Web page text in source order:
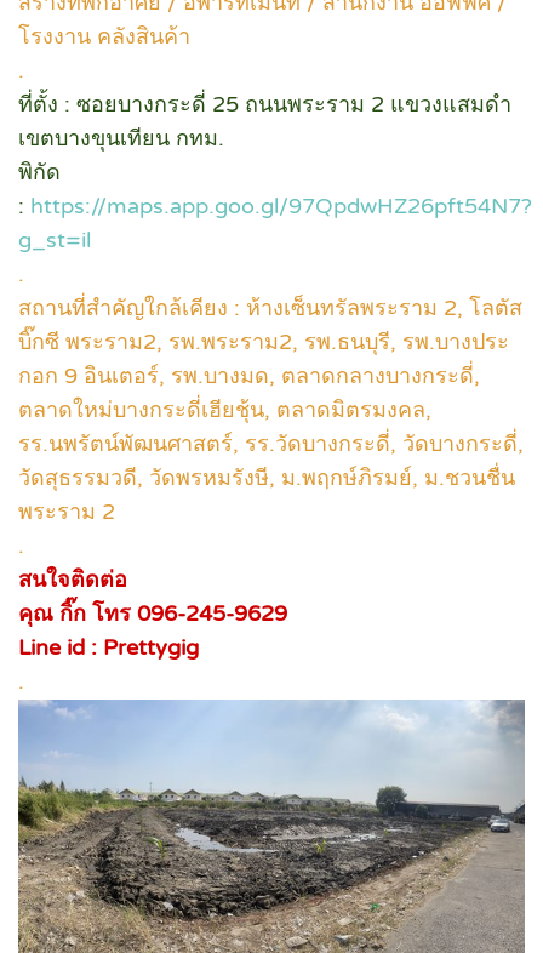
โรงงาน คลังสินค้า
.
ที่ตั้ง : ซอยบางกระดี่ 25 ถนนพระราม 2 แขวงแสมดำ
เขตบางขุนเทียน กทม.
พิกัด
: https://maps.app.goo.gl/97QpdwHZ26pft54N7?
g_st=il
.
สถานที่สำคัญใกล้เคียง : ห้างเซ็นทรัลพระราม 2, โลตัส
บิ๊กซี พระราม2, รพ.พระราม2, รพ.ธนบุรี, รพ.บางประ
กอก 9 อินเตอร์, รพ.บางมด, ตลาดกลางบางกระดี่,
ตลาดใหม่บางกระดี่เฮียชุ้น, ตลาดมิตรมงคล,
รร.นพรัตน์พัฒนศาสตร์, รร.วัดบางกระดี่, วัดบางกระดี่,
วัดสุธรรมวดี, วัดพรหมรังษี, ม.พฤกษ์ภิรมย์, ม.ชวนชื่น
พระราม 2
.
สนใจติดต่อ
คุณ กิ๊ก โทร 096-245-9629
Line id : Prettygig
.